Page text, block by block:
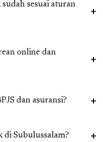
sesuai aturan
online dan
dan asuransi?
di Subulussalam?